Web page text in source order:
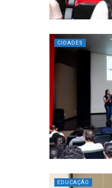
CIDADES
EDUCAÇÃO